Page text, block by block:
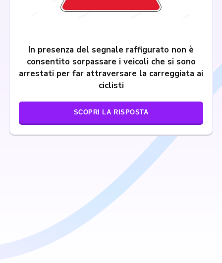
In presenza del segnale raffigurato non è
consentito sorpassare i veicoli che si sono
arrestati per far attraversare la carreggiata ai
ciclisti
SCOPRI LA RISPOSTA